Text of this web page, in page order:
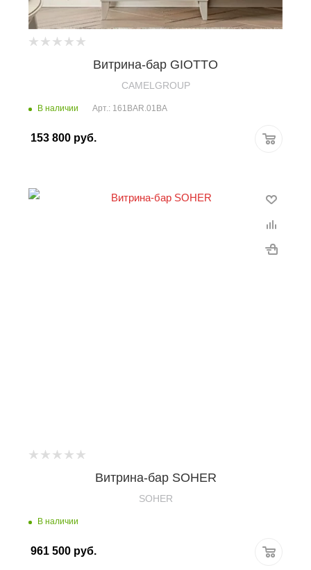
Витрина-бар GIOTTO
CAMELGROUP
В наличии Арт.: 161BAR.01BA
153 800 руб.
Витрина-бар SOHER
SOHER
В наличии
961 500 руб.